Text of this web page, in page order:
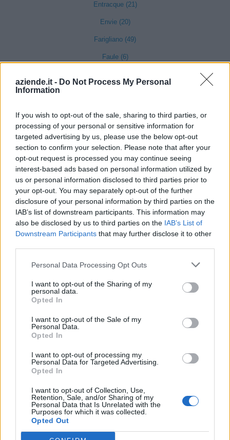
aziende.it - Do Not Process My Personal
Information
If you wish to opt-out of the sale, sharing to third parties, or
processing of your personal or sensitive information for
targeted advertising by us, please use the below opt-out
section to confirm your selection. Please note that after your
opt-out request is processed you may continue seeing
interest-based ads based on personal information utilized by
us or personal information disclosed to third parties prior to
your opt-out. You may separately opt-out of the further
disclosure of your personal information by third parties on the
IAB’s list of downstream participants. This information may
also be disclosed by us to third parties on the IAB’s List of
Downstream Participants that may further disclose it to other
Personal Data Processing Opt Outs
I want to opt-out of the Sharing of my
personal data.
Opted In
I want to opt-out of the Sale of my
Personal Data.
Opted In
I want to opt-out of processing my
Personal Data for Targeted Advertising.
Opted In
I want to opt-out of Collection, Use,
Retention, Sale, and/or Sharing of my
Personal Data that Is Unrelated with the
Purposes for which it was collected.
Opted Out
Entracque (21)
Envie (20)
Farigliano (49)
Faule (6)
Frabosa Sottana (37)
Frassino (9)
Gaiola (5)
Gambasca (1)
Garessio (27)
Genola (67)
Gorzegno (6)
Govone (35)
Grinzane Cavour (34)
Guarene (95)
Lagnasco (77)
Lequio Tanaro (26)
Lesegno (12)
Levice (2)